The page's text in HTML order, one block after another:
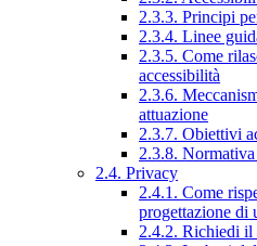
2.3.3. Principi
2.3.4. Linee
2.3.5. Come
accessibilità
2.3.6.
attuazione
2.3.7. Obiettivi
2.3.8.
2.4. Privacy
2.4.1. Come
progettazione di
2.4.2. Richiedi il